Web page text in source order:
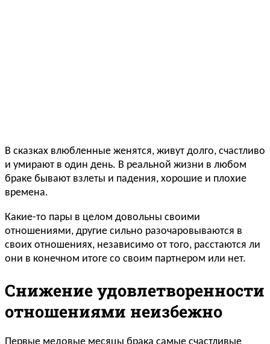
В сказках влюбленные женятся, живут долго, счастливо
и умирают в один день. В реальной жизни в любом
браке бывают взлеты и падения, хорошие и плохие
времена.
Какие-то пары в целом довольны своими
отношениями, другие сильно разочаровываются в
своих отношениях, независимо от того, расстаются ли
они в конечном итоге со своим партнером или нет.
Снижение удовлетворенности
отношениями неизбежно